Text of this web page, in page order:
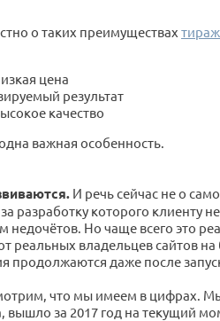
о таких преимуществах
цена
результат
качество
важная особенность.
И речь сейчас не о
разработку которого клиенту
недочётов. Но чаще всего это
реальных владельцев сайтов
продолжаются даже после
что мы имеем в цифрах.
вышло за 2017 год на текущий